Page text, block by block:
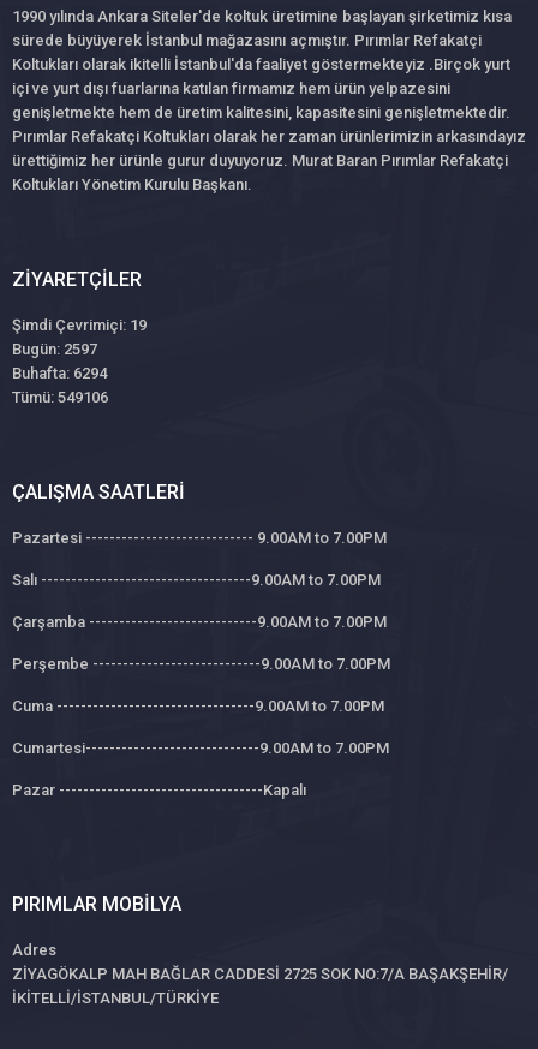
1990 yılında Ankara Siteler'de koltuk üretimine başlayan şirketimiz kısa
sürede büyüyerek İstanbul mağazasını açmıştır. Pırımlar Refakatçi
Koltukları olarak ikitelli İstanbul'da faaliyet göstermekteyiz .Birçok yurt
içi ve yurt dışı fuarlarına katılan firmamız hem ürün yelpazesini
genişletmekte hem de üretim kalitesini, kapasitesini genişletmektedir.
Pırımlar Refakatçi Koltukları olarak her zaman ürünlerimizin arkasındayız
ürettiğimiz her ürünle gurur duyuyoruz. Murat Baran Pırımlar Refakatçi
Koltukları Yönetim Kurulu Başkanı.
ZIYARETÇILER
Şimdi Çevrimiçi: 19
Bugün: 2597
Buhafta: 6294
Tümü: 549106
ÇALIŞMA SAATLERI
Pazartesi ---------------------------- 9.00AM to 7.00PM
Salı -----------------------------------9.00AM to 7.00PM
Çarşamba ----------------------------9.00AM to 7.00PM
Perşembe ----------------------------9.00AM to 7.00PM
Cuma ---------------------------------9.00AM to 7.00PM
Cumartesi-----------------------------9.00AM to 7.00PM
Pazar ----------------------------------Kapalı
PIRIMLAR MOBILYA
Adres
ZİYAGÖKALP MAH BAĞLAR CADDESİ 2725 SOK NO:7/A BAŞAKŞEHİR/
İKİTELLİ/İSTANBUL/TÜRKİYE